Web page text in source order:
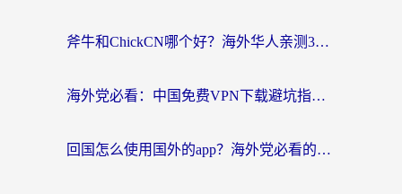
斧牛和ChickCN哪个好？海外华人亲测3款回国加速器+免费试用攻略
海外党必看：中国免费VPN下载避坑指南 + 无缝访问国内资源的终极方案
回国怎么使用国外的app？海外党必看的无缝访问国内资源全攻略